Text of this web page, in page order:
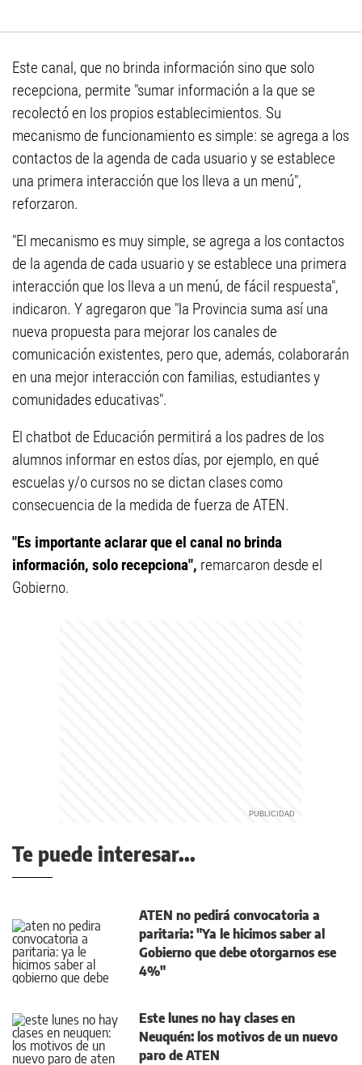
Este canal, que no brinda información sino que solo
recepciona, permite "sumar información a la que se
recolectó en los propios establecimientos. Su
mecanismo de funcionamiento es simple: se agrega a los
contactos de la agenda de cada usuario y se establece
una primera interacción que los lleva a un menú",
reforzaron.
"El mecanismo es muy simple, se agrega a los contactos
de la agenda de cada usuario y se establece una primera
interacción que los lleva a un menú, de fácil respuesta",
indicaron. Y agregaron que "la Provincia suma así una
nueva propuesta para mejorar los canales de
comunicación existentes, pero que, además, colaborarán
en una mejor interacción con familias, estudiantes y
comunidades educativas".
El chatbot de Educación permitirá a los padres de los
alumnos informar en estos días, por ejemplo, en qué
escuelas y/o cursos no se dictan clases como
consecuencia de la medida de fuerza de ATEN.
"Es importante aclarar que el canal no brinda
información, solo recepciona", remarcaron desde el
Gobierno.
Te puede interesar...
ATEN no pedirá convocatoria a
paritaria: "Ya le hicimos saber al
Gobierno que debe otorgarnos ese
4%"
Este lunes no hay clases en
Neuquén: los motivos de un nuevo
paro de ATEN